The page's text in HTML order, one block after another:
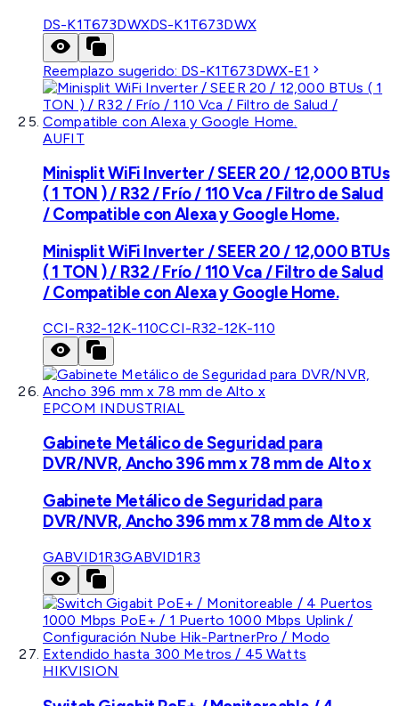
DS-K1T673DWXDS-K1T673DWX
Reemplazo sugerido: DS-K1T673DWX-E1
AUFIT
Minisplit WiFi Inverter / SEER 20 / 12,000 BTUs
( 1 TON ) / R32 / Frío / 110 Vca / Filtro de Salud
/ Compatible con Alexa y Google Home.
Minisplit WiFi Inverter / SEER 20 / 12,000 BTUs
( 1 TON ) / R32 / Frío / 110 Vca / Filtro de Salud
/ Compatible con Alexa y Google Home.
CCI-R32-12K-110CCI-R32-12K-110
EPCOM INDUSTRIAL
Gabinete Metálico de Seguridad para
DVR/NVR, Ancho 396 mm x 78 mm de Alto x
Gabinete Metálico de Seguridad para
DVR/NVR, Ancho 396 mm x 78 mm de Alto x
GABVID1R3GABVID1R3
HIKVISION